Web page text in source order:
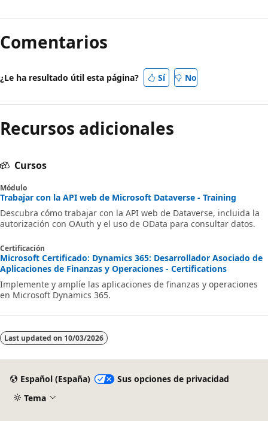
Comentarios
¿Le ha resultado útil esta página? Sí No
Recursos adicionales
Cursos
Módulo
Trabajar con la API web de Microsoft Dataverse - Training
Descubra cómo trabajar con la API web de Dataverse, incluida la
autorización con OAuth y el uso de OData para consultar datos.
Certificación
Microsoft Certificado: Dynamics 365: Desarrollador Asociado de
Aplicaciones de Finanzas y Operaciones - Certifications
Implemente y amplíe las aplicaciones de finanzas y operaciones
en Microsoft Dynamics 365.
Last updated on 10/03/2026
Español (España)
Sus opciones de privacidad
Tema